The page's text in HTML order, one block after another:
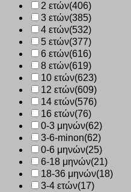
2 ετών(406)
3 ετών(385)
4 ετών(532)
5 ετών(377)
6 ετών(616)
8 ετών(619)
10 ετών(623)
12 ετών(609)
14 ετών(576)
16 ετών(76)
0-3 μηνών(62)
3-6-minon(62)
0-6 μηνών(25)
6-18 μηνών(21)
18-36 μηνών(18)
3-4 ετών(17)